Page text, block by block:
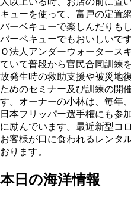
キューを使って、富戸の定置
バーベキューで楽しんだりも
バーベキューでもおいしいで
Ｏ法人アンダーウォータース
ていて普段から官民合同訓練
故発生時の救助支援や被災地
ためのセミナー及び訓練の開
す。オーナーの小林は、毎年
日本フリッパー選手権にも参
に励んでいます。最近新型コ
お客様が口に食われるレンタ
おります。
本日の海洋情報